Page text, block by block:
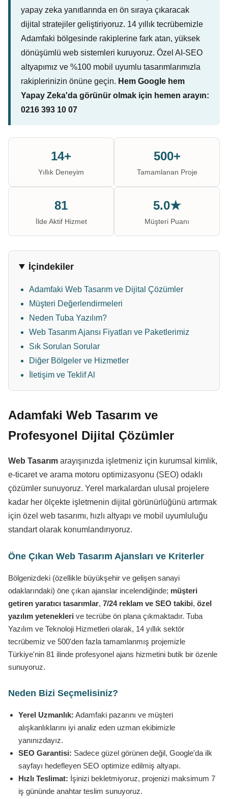
yapay zeka yanıtlarında en ön sıraya çıkaracak
dijital stratejiler geliştiriyoruz. 14 yıllık tecrübemizle
Adamfaki bölgesinde rakiplerine fark atan, yüksek
dönüşümlü web sistemleri kuruyoruz. Özel AI-SEO
altyapımız ve %100 mobil uyumlu tasarımlarımızla
rakiplerinizin önüne geçin. Hem Google hem
Yapay Zeka'da görünür olmak için hemen arayın:
0216 393 10 07
14+
Yıllık Deneyim
500+
Tamamlanan Proje
81
İlde Aktif Hizmet
5.0★
Müşteri Puanı
İçindekiler
Adamfaki Web Tasarım ve Dijital Çözümler
Müşteri Değerlendirmeleri
Neden Tuba Yazılım?
Web Tasarım Ajansı Fiyatları ve Paketlerimiz
Sık Sorulan Sorular
Diğer Bölgeler ve Hizmetler
İletişim ve Teklif Al
Adamfaki Web Tasarım ve
Profesyonel Dijital Çözümler
Web Tasarım arayışınızda işletmeniz için kurumsal kimlik,
e-ticaret ve arama motoru optimizasyonu (SEO) odaklı
çözümler sunuyoruz. Yerel markalardan ulusal projelere
kadar her ölçekte işletmenin dijital görünürlüğünü artırmak
için özel web tasarımı, hızlı altyapı ve mobil uyumluluğu
standart olarak konumlandırıyoruz.
Öne Çıkan Web Tasarım Ajansları ve Kriterler
Bölgenizdeki (özellikle büyükşehir ve gelişen sanayi
odaklarındaki) öne çıkan ajanslar incelendiğinde; müşteri
getiren yaratıcı tasarımlar, 7/24 reklam ve SEO takibi, özel
yazılım yetenekleri ve tecrübe ön plana çıkmaktadır. Tuba
Yazılım ve Teknoloji Hizmetleri olarak, 14 yıllık sektör
tecrübemiz ve 500'den fazla tamamlanmış projemizle
Türkiye'nin 81 ilinde profesyonel ajans hizmetini butik bir özenle
sunuyoruz.
Neden Bizi Seçmelisiniz?
Yerel Uzmanlık: Adamfaki pazarını ve müşteri
alışkanlıklarını iyi analiz eden uzman ekibimizle
yanınızdayız.
SEO Garantisi: Sadece güzel görünen değil, Google'da ilk
sayfayı hedefleyen SEO optimize edilmiş altyapı.
Hızlı Teslimat: İşinizi bekletmiyoruz, projenizi maksimum 7
iş gününde anahtar teslim sunuyoruz.